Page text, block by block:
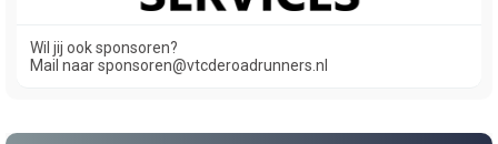
Wil jij ook sponsoren?
Mail naar sponsoren@vtcderoadrunners.nl